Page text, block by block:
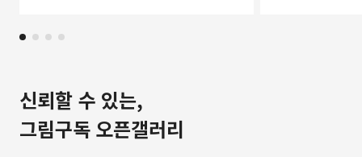
신뢰할 수 있는,
그림구독 오픈갤러리